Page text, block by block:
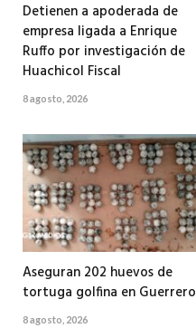
Detienen a apoderada de
empresa ligada a Enrique
Ruffo por investigación de
Huachicol Fiscal
8 agosto, 2026
Aseguran 202 huevos de
tortuga golfina en Guerrero
8 agosto, 2026